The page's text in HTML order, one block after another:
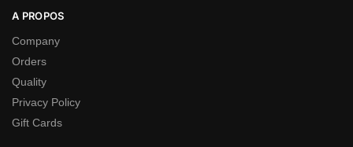
A PROPOS
Company
Orders
Quality
Privacy Policy
Gift Cards